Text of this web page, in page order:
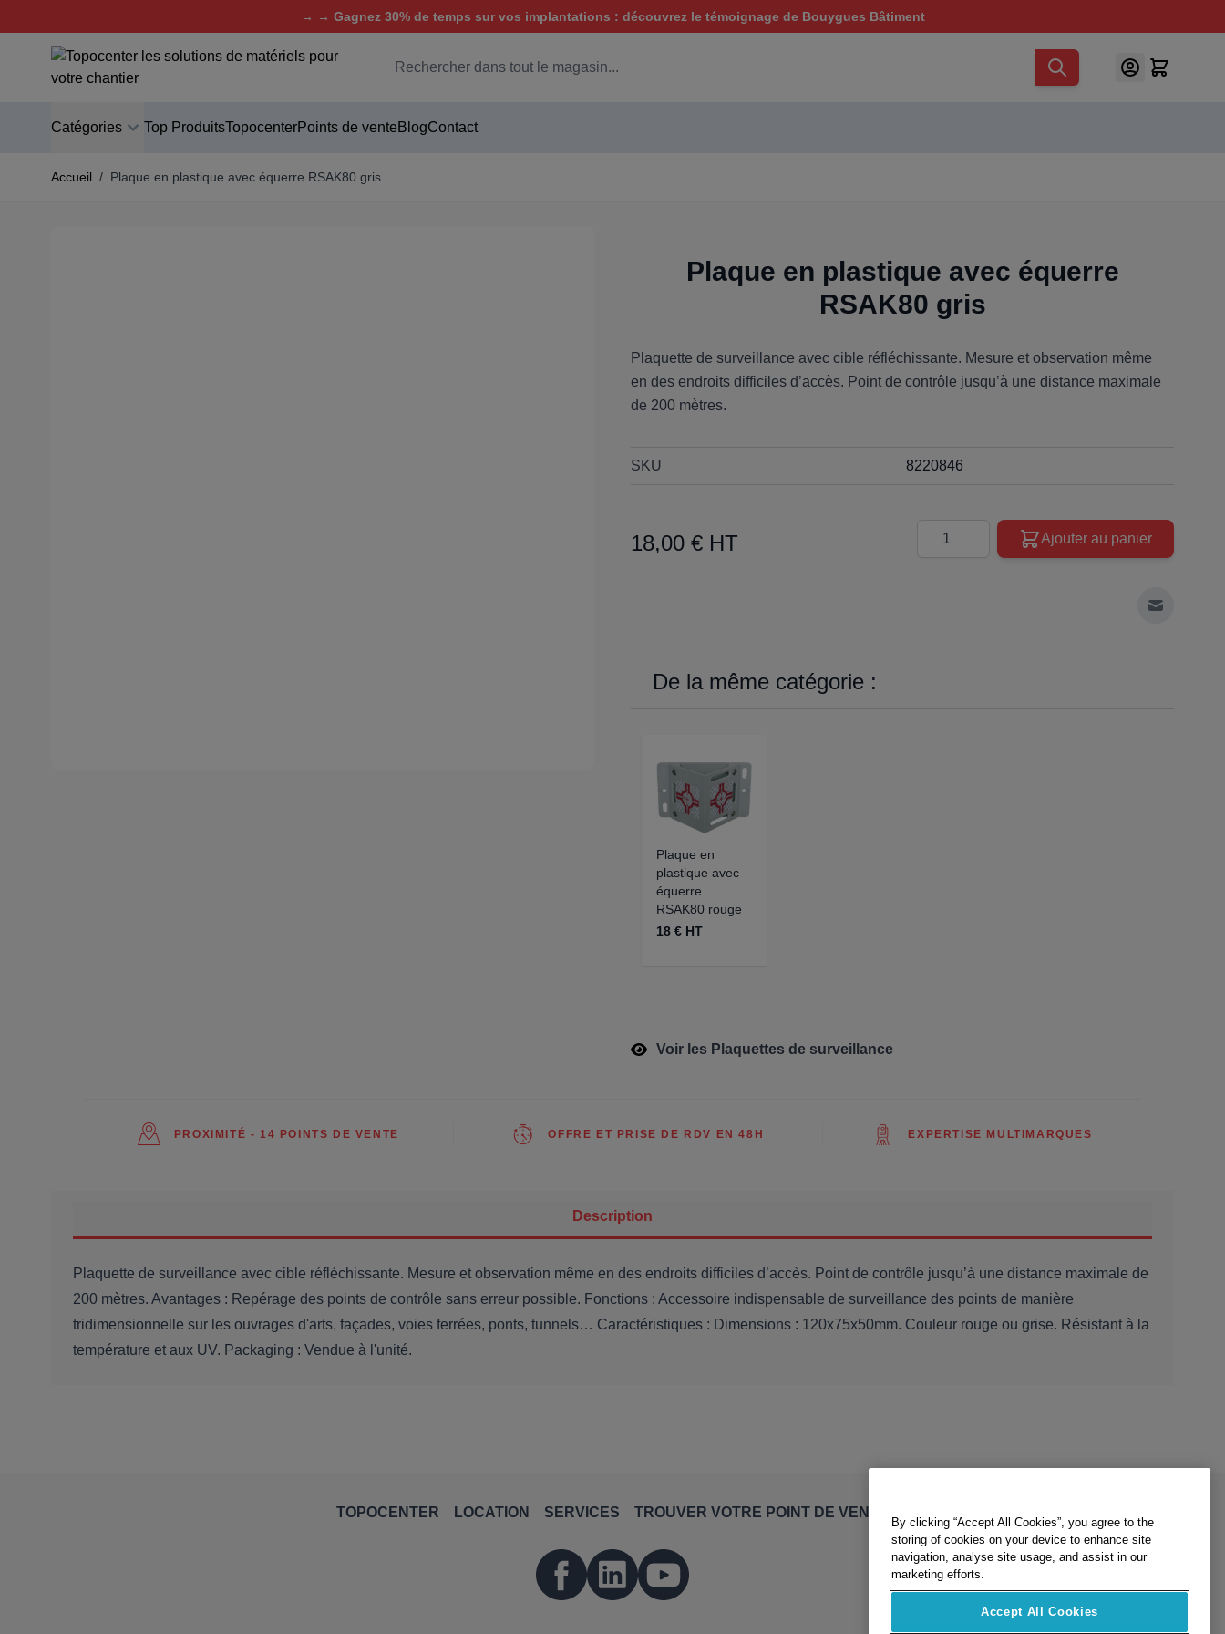
→ → Gagnez 30% de temps sur vos implantations : découvrez le témoignage de Bouygues Bâtiment
Aller au contenu
Chercher
Catégories Top ProduitsTopocenterPoints de vente BlogContact
Accueil / Plaque en plastique avec équerre RSAK80 gris
Plaque en plastique avec équerre
RSAK80 gris
Plaquette de surveillance avec cible réfléchissante. Mesure et observation même
en des endroits difficiles d’accès. Point de contrôle jusqu’à une distance maximale
de 200 mètres.
SKU 8220846
18,00 € HT
Quantité
Ajouter au panier
Envoyer à
De la même catégorie :
Plaque en
plastique avec
équerre
RSAK80 rouge
18 € HT
Voir les Plaquettes de surveillance
PROXIMITÉ - 14 POINTS DE VENTE OFFRE ET PRISE DE RDV EN 48H EXPERTISE MULTIMARQUES
Description
Plaquette de surveillance avec cible réfléchissante. Mesure et observation même en des endroits difficiles d’accès. Point de contrôle jusqu’à une distance maximale de
200 mètres. Avantages : Repérage des points de contrôle sans erreur possible. Fonctions : Accessoire indispensable de surveillance des points de manière
tridimensionnelle sur les ouvrages d'arts, façades, voies ferrées, ponts, tunnels… Caractéristiques : Dimensions : 120x75x50mm. Couleur rouge ou grise. Résistant à la
température et aux UV. Packaging : Vendue à l'unité.
TOPOCENTER LOCATION SERVICES TROUVER VOTRE POINT DE VENTE
storing of cookies on your device to enhance site
navigation, analyse site usage, and assist in our
marketing efforts.
Accept All Cookies